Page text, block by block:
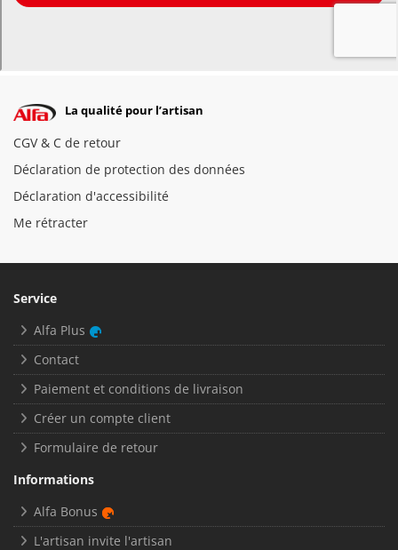
La qualité pour l’artisan
CGV & C de retour
Déclaration de protection des données
Déclaration d'accessibilité
Me rétracter
Service
Alfa Plus
Contact
Paiement et conditions de livraison
Créer un compte client
Formulaire de retour
Informations
Alfa Bonus
L'artisan invite l'artisan